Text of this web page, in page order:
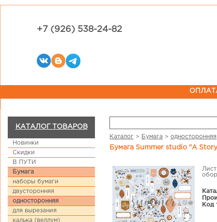
+7 (926) 538-24-82
КАТАЛОГ ТОВАРОВ
Новинки
Скидки
В ПУТИ
Бумага
наборы бумаги
двусторонняя
односторонняя
для вырезания
калька (веллум)
Каталог > Бумага > односторонняя
Бумага Summer studio "A
Код